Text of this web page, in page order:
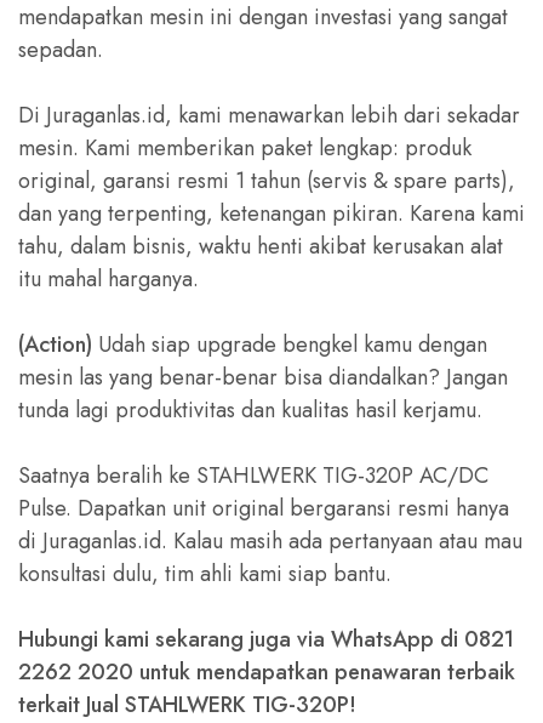
mendapatkan mesin ini dengan investasi yang sangat
sepadan.
Di Juraganlas.id, kami menawarkan lebih dari sekadar
mesin. Kami memberikan paket lengkap: produk
original, garansi resmi 1 tahun (servis & spare parts),
dan yang terpenting, ketenangan pikiran. Karena kami
tahu, dalam bisnis, waktu henti akibat kerusakan alat
itu mahal harganya.
(Action) Udah siap upgrade bengkel kamu dengan
mesin las yang benar-benar bisa diandalkan? Jangan
tunda lagi produktivitas dan kualitas hasil kerjamu.
Saatnya beralih ke STAHLWERK TIG-320P AC/DC
Pulse. Dapatkan unit original bergaransi resmi hanya
di Juraganlas.id. Kalau masih ada pertanyaan atau mau
konsultasi dulu, tim ahli kami siap bantu.
Hubungi kami sekarang juga via WhatsApp di 0821
2262 2020 untuk mendapatkan penawaran terbaik
terkait Jual STAHLWERK TIG-320P!